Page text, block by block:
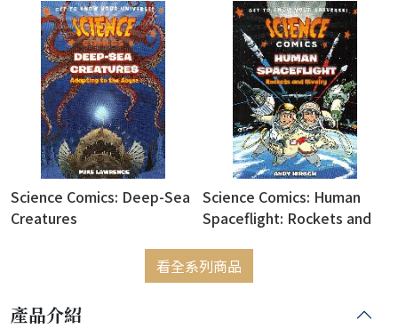
Science Comics: Deep-Sea
Creatures
Science Comics: Human
Spaceflight: Rockets and
看全系列商品
產品介紹